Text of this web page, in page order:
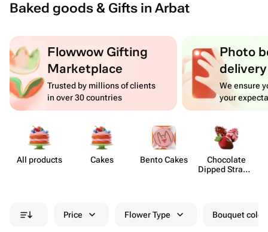
Baked goods & Gifts in Arbat
Flowwow Gifting
Marketplace
Trusted by millions of clients
in over 30 countries
Photo
delivery
We ensure
your
All products Cakes Bento Cakes
Chocolate
Dipped Strawb​
Price Flower Type Bouquet